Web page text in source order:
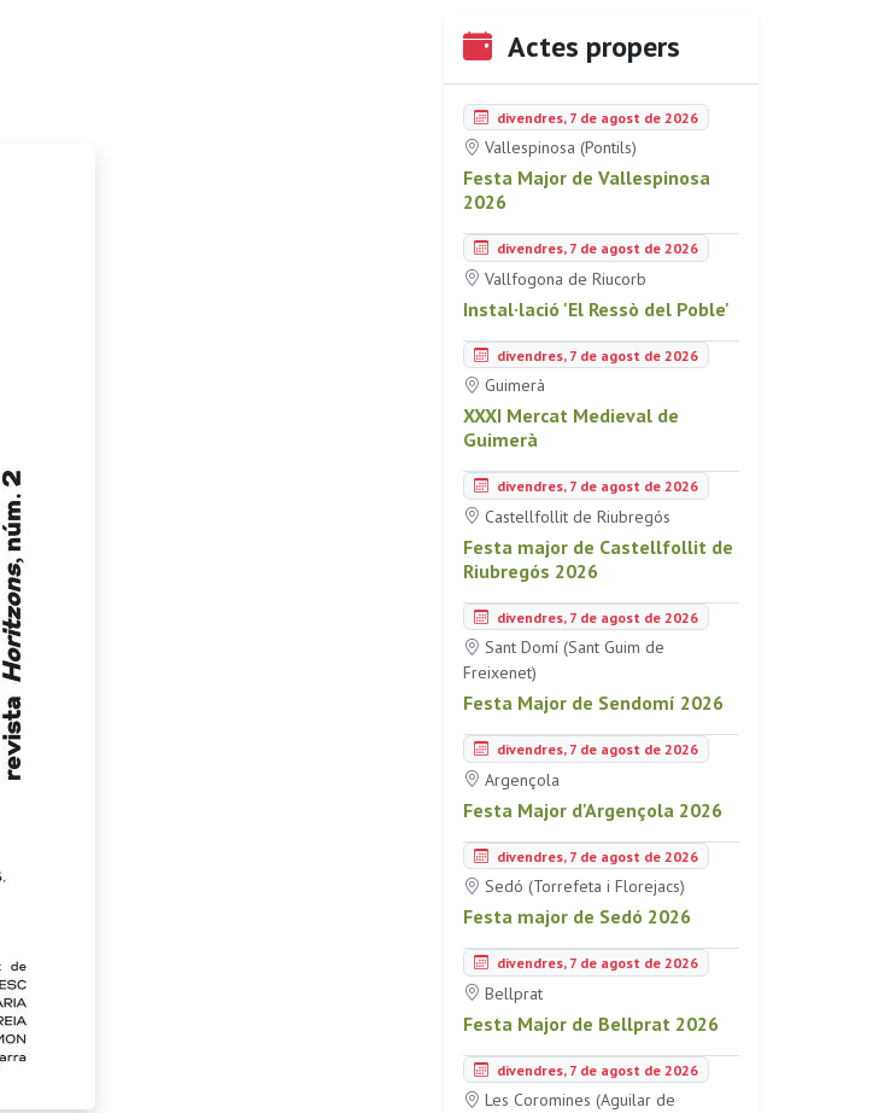
Actes propers
divendres, 7 de agost de 2026
Vallespinosa (Pontils)
Festa Major de Vallespinosa
2026
divendres, 7 de agost de 2026
Vallfogona de Riucorb
Instal·lació 'El Ressò del Poble'
divendres, 7 de agost de 2026
Guimerà
XXXI Mercat Medieval de
Guimerà
divendres, 7 de agost de 2026
Castellfollit de Riubregós
Festa major de Castellfollit de
Riubregós 2026
divendres, 7 de agost de 2026
Sant Domí (Sant Guim de
Freixenet)
Festa Major de Sendomí 2026
divendres, 7 de agost de 2026
Argençola
Festa Major d'Argençola 2026
divendres, 7 de agost de 2026
Sedó (Torrefeta i Florejacs)
Festa major de Sedó 2026
divendres, 7 de agost de 2026
Bellprat
Festa Major de Bellprat 2026
divendres, 7 de agost de 2026
Les Coromines (Aguilar de